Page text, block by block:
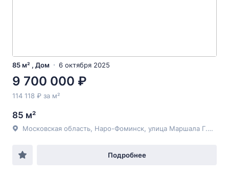
85 м² , Дом 6 октября 2025
9 700 000 ₽
114 118 ₽ за м²
85 м²
Московская область, Наро-Фоминск, улица Маршала Г.К. Жукова
Подробнее